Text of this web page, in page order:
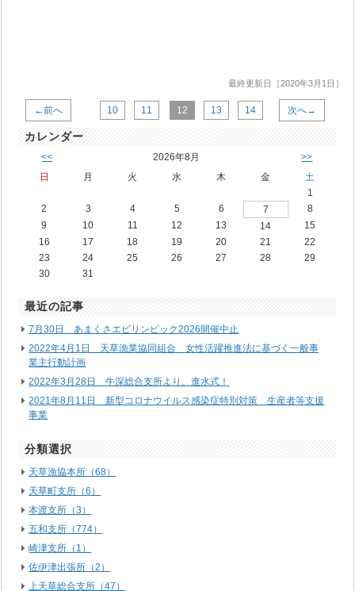
最終更新日［2020年3月1日］
←前へ 10 11 12 13 14 次へ→
カレンダー
<< 2026年8月 >>
日 月 火 水 木 金
土
1
2
3 4 5 6 7
8
9
10 11 12 13 14
15
16
17 18 19 20 21
22
23
24 25 26 27 28
29
30
31
最近の記事
7月30日 あまくさエビリンピック2026開催中止
2022年4月1日 天草漁業協同組合 女性活躍推進法に基づく一般事
業主行動計画
2022年3月28日 牛深総合支所より。進水式！
2021年8月11日 新型コロナウイルス感染症特別対策 生産者等支援
事業
分類選択
天草漁協本所（68）
天草町支所（6）
本渡支所（3）
五和支所（774）
崎津支所（1）
佐伊津出張所（2）
上天草総合支所（47）